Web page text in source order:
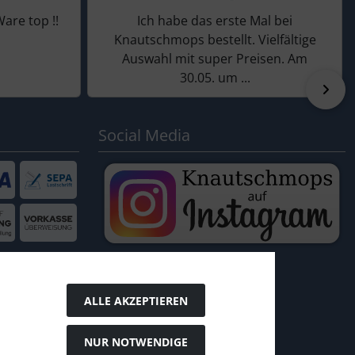
top !!
Ich habe das erste Mal bei
Knautschmops bestellt. Vielfältige
Auswahl mit super Preisen. Am
30.05. um ...
vor
Social Media
ALLE AKZEPTIEREN
NUR NOTWENDIGE